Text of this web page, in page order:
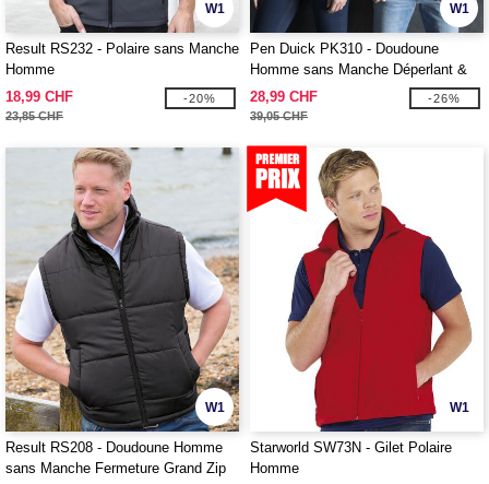
W1
Result RS232 - Polaire sans Manche
Homme
18,99 CHF
23,85 CHF
-20%
W1
Pen Duick PK310 - Doudoune
Homme sans Manche Déperlant &
Coupe-Vent
28,99 CHF
39,05 CHF
-26%
W1
Result RS208 - Doudoune Homme
sans Manche Fermeture Grand Zip
W1
Starworld SW73N - Gilet Polaire
Homme